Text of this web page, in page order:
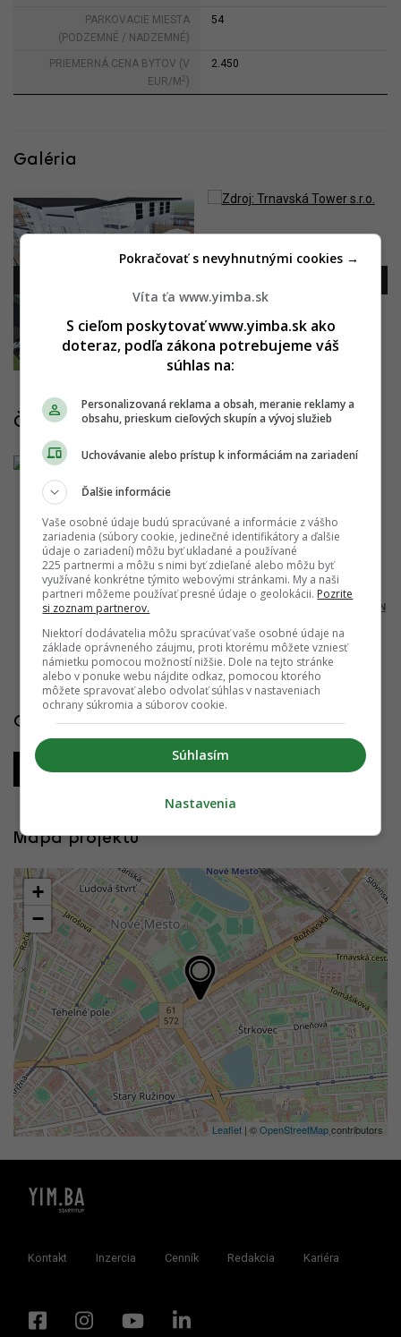
PARKOVACIE MIESTA
(PODZEMNÉ / NADZEMNÉ)
54
PRIEMERNÁ CENA BYTOV (V
EUR/M 2 )
2.450
Galéria
Články k projektu
vznikne
Trnavská
Residence
21.08.2017
ADRIAN
Odkazy
Oficiálna webstránka
Mapa projektu
+
−
Leaflet | ©OpenStreetMapcontributors
Kontakt Inzercia Cenník Redakcia Kariéra
Víta ťa www.yimba.sk
S cieľom poskytovať www.yimba.sk ako
doteraz, podľa zákona potrebujeme váš
súhlas na:
Personalizovaná reklama a obsah, meranie reklamy a
obsahu, prieskum cieľových skupín a vývoj služieb
Uchovávanie alebo prístup k informáciám na zariadení
Ďalšie informácie
Vaše osobné údaje budú spracúvané a informácie z vášho
zariadenia (súbory cookie, jedinečné identifikátory a ďalšie
údaje o zariadení) môžu byť ukladané a používané
225 partnermi a môžu s nimi byť zdieľané alebo môžu byť
využívané konkrétne týmito webovými stránkami. My a naši
partneri môžeme používať presné údaje o geolokácii. Pozrite
si zoznam partnerov.
Niektorí dodávatelia môžu spracúvať vaše osobné údaje na
základe oprávneného záujmu, proti ktorému môžete vzniesť
námietku pomocou možností nižšie. Dole na tejto stránke
alebo v ponuke webu nájdite odkaz, pomocou ktorého
môžete spravovať alebo odvolať súhlas v nastaveniach
ochrany súkromia a súborov cookie.
Súhlasím
Pokračovať s nevyhnutnými cookies →
Nastavenia